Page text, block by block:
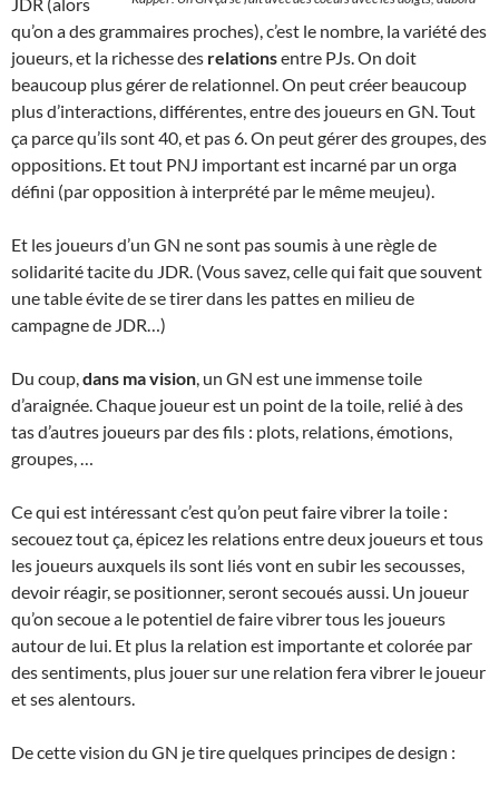
qu’on a des grammaires proches), c’est le nombre, la variété des
joueurs, et la richesse des relationsentre PJs. On doit
beaucoup plus gérer de relationnel. On peut créer beaucoup
plus d’interactions, différentes, entre des joueurs en GN. Tout
ça parce qu’ils sont 40, et pas 6. On peut gérer des groupes, des
oppositions. Et tout PNJ important est incarné par un orga
défini (par opposition à interprété par le même meujeu).
Et les joueurs d’un GN ne sont pas soumis à une règle de
solidarité tacite du JDR. (Vous savez, celle qui fait que souvent
une table évite de se tirer dans les pattes en milieu de
campagne de JDR…)
Du coup,dans ma vision, un GN est une immense toile
d’araignée. Chaque joueur est un point de la toile, relié à des
tas d’autres joueurs par des fils : plots, relations, émotions,
groupes, …
Ce qui est intéressant c’est qu’on peut faire vibrer la toile :
secouez tout ça, épicez les relations entre deux joueurs et tous
les joueurs auxquels ils sont liés vont en subir les secousses,
devoir réagir, se positionner, seront secoués aussi. Un joueur
qu’on secoue a le potentiel de faire vibrer tous les joueurs
autour de lui. Et plus la relation est importante et colorée par
des sentiments, plus jouer sur une relation fera vibrer le joueur
et ses alentours.
De cette vision du GN je tire quelques principes de design :